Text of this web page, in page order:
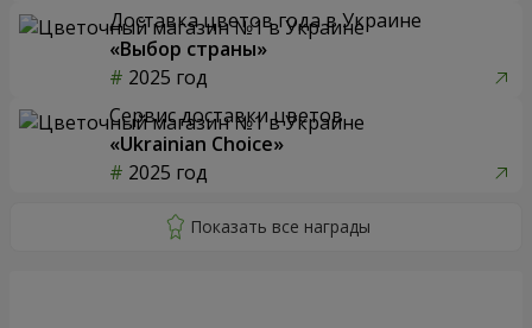
Доставка цветов года в Украине
«Выбор страны»
2025 год
Сервис доставки цветов
«Ukrainian Choice»
2025 год